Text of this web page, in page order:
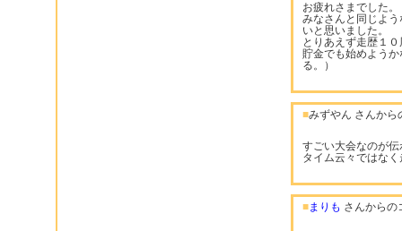
お疲れさまでした。
みなさんと同じよ
いと思いました。
とりあえず走歴１
貯金でも始めよう
る。）
■みずやん さんから
すごい大会なのが
タイム云々ではな
■まりも さんからの